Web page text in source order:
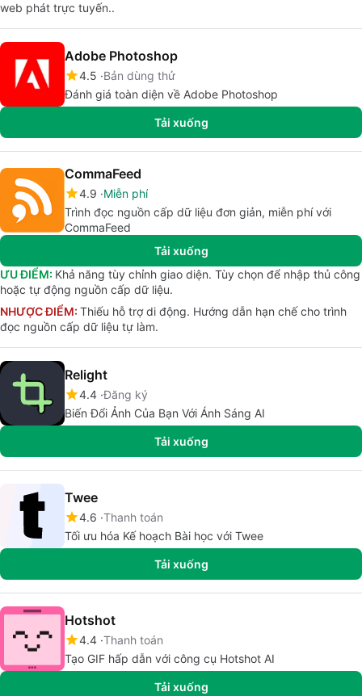
web phát trực tuyến..
Adobe Photoshop
4.5 Bản dùng thử
Đánh giá toàn diện về Adobe Photoshop
Tải xuống
CommaFeed
4.9 Miễn phí
Trình đọc nguồn cấp dữ liệu đơn giản, miễn phí với
CommaFeed
Tải xuống
ƯU ĐIỂM: Khả năng tùy chỉnh giao diện. Tùy chọn để nhập thủ công
hoặc tự động nguồn cấp dữ liệu.
NHƯỢC ĐIỂM: Thiếu hỗ trợ di động. Hướng dẫn hạn chế cho trình
đọc nguồn cấp dữ liệu tự làm.
Relight
4.4 Đăng ký
Biến Đổi Ảnh Của Bạn Với Ánh Sáng AI
Tải xuống
Twee
4.6 Thanh toán
Tối ưu hóa Kế hoạch Bài học với Twee
Tải xuống
Hotshot
4.4 Thanh toán
Tạo GIF hấp dẫn với công cụ Hotshot AI
Tải xuống